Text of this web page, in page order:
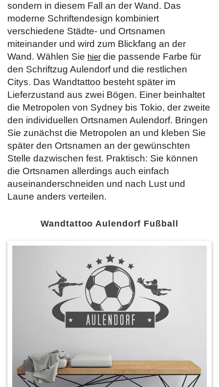
sondern in diesem Fall an der Wand. Das
moderne Schriftendesign kombiniert
verschiedene Städte- und Ortsnamen
miteinander und wird zum Blickfang an der
Wand. Wählen Sie hier die passende Farbe für
den Schriftzug Aulendorf und die restlichen
Citys. Das Wandtattoo besteht später im
Lieferzustand aus zwei Bögen. Einer beinhaltet
die Metropolen von Sydney bis Tokio, der zweite
den individuellen Ortsnamen Aulendorf. Bringen
Sie zunächst die Metropolen an und kleben Sie
später den Ortsnamen an der gewünschten
Stelle dazwischen fest. Praktisch: Sie können
die Ortsnamen allerdings auch einfach
auseinanderschneiden und nach Lust und
Laune anders verteilen.
Wandtattoo Aulendorf Fußball